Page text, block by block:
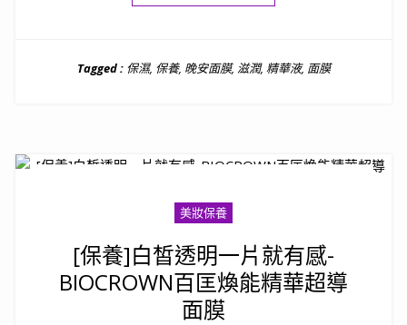
Tagged : 保濕, 保養, 晚安面膜, 滋潤, 精華液, 面膜
美妝保養
[保養]白皙透明一片就有感-
BIOCROWN百匡煥能精華超導
面膜